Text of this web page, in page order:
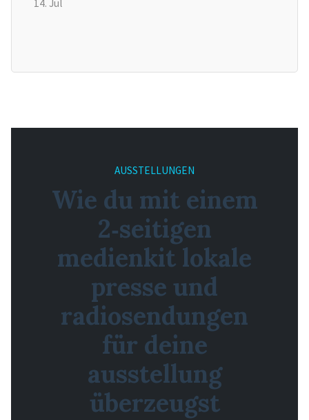
14. Jul
AUSSTELLUNGEN
Wie du mit einem
2‑seitigen
medienkit lokale
presse und
radiosendungen
für deine
ausstellung
überzeugst